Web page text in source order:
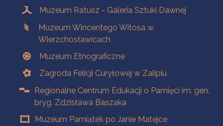
Muzeum Ratusz - Galeria Sztuki Dawnej
Muzeum Wincentego Witosa w
Wierzchosławicach
Muzeum Etnograficzne
Zagroda Felicji Curyłowej w Zalipiu
Regionalne Centrum Edukacji o Pamięci im. gen.
bryg. Zdzisława Baszaka
Muzeum Pamiątek po Janie Matejce